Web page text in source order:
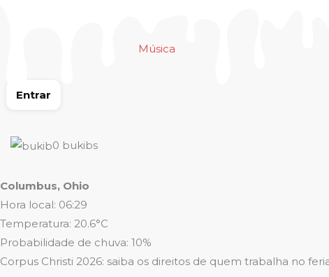
Música
Entrar
0 bukibs
Columbus, Ohio
Hora local: 06:29
Temperatura: 20.6°C
Probabilidade de chuva: 10%
Corpus Christi 2026: saiba os direitos de quem trabalha no